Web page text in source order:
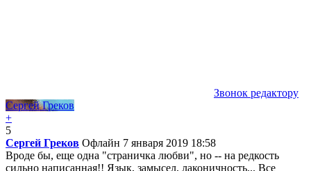
Звонок редактору
Сергей Греков
+
5
Сергей Греков Офлайн 7 января 2019 18:58
Вроде бы, еще одна "страничка любви", но -- на редкость
сильно написанная!! Язык, замысел, лаконичность... Все